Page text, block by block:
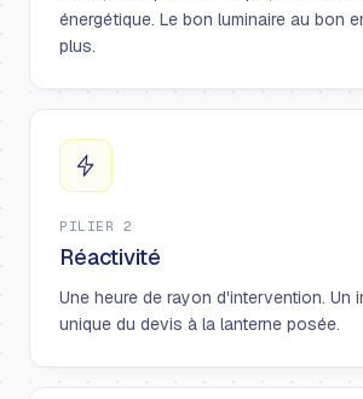
énergétique. Le bon luminaire au bon
plus.
PILIER 2
Réactivité
Une heure de rayon d'intervention. Un
unique du devis à la lanterne posée.